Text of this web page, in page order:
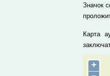
Значок
Карта
+